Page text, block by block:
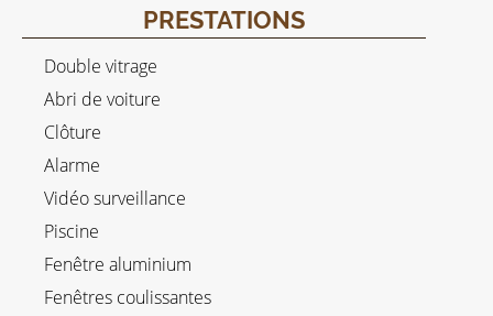
PRESTATIONS
Double vitrage
Abri de voiture
Clôture
Alarme
Vidéo surveillance
Piscine
Fenêtre aluminium
Fenêtres coulissantes